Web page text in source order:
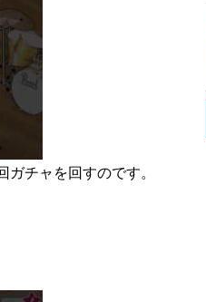
チャを回すのです。